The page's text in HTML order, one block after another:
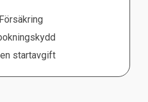
Försäkring
startavgift